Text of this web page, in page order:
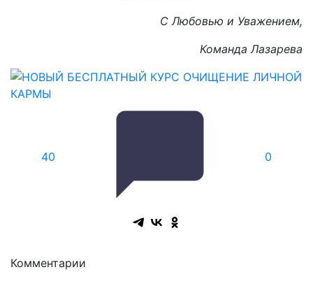
С Любовью и Уважением,
Команда Лазарева
40 0
Комментарии